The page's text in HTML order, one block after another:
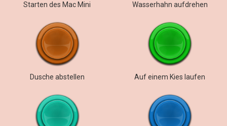
Starten des Mac Mini Wasserhahn aufdrehen
Dusche abstellen Auf einem Kies laufen